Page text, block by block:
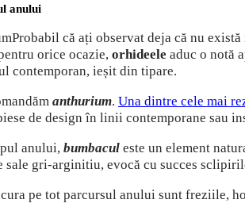
anului
Probabil că ați observat deja că nu
orice ocazie, orhideele aduc o notă
contemporan, ieșit din tipare.
anthurium. Una dintre cele mai
de design în linii contemporane sau
anului, bumbacul este un element
sale gri-arginitiu, evocă cu succes
pe tot parcursul anului sunt freziile,